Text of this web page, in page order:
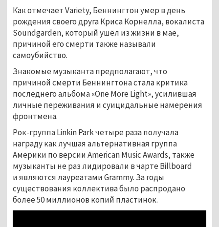
Как отмечает Variety, Беннингтон умер в день
рождения своего друга Криса Корнелла, вокалиста
Soundgarden, который ушёл из жизни в мае,
причиной его смерти также называли
самоубийство.
Знакомые музыканта предполагают, что
причиной смерти Беннингтона стала критика
последнего альбома «One More Light», усилившая
личные переживания и суицидальные намерения
фронтмена.
Рок-группа Linkin Park четыре раза получала
награду как лучшая альтернативная группа
Америки по версии American Music Awards, также
музыканты не раз лидировали в чарте Billboard
и являются лауреатами Grammy. За годы
существования коллектива было распродано
более 50 миллионов копий пластинок.